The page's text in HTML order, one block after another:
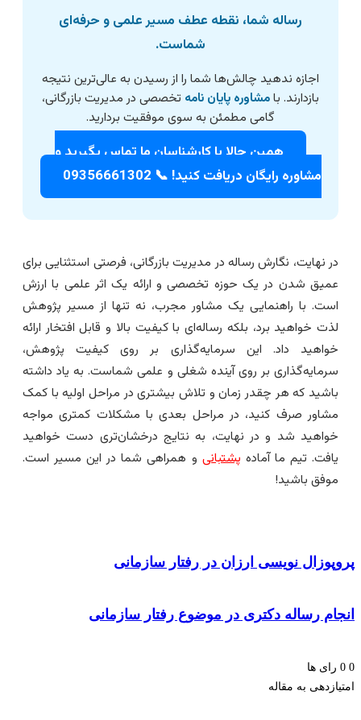
رساله شما، نقطه عطف مسیر علمی و حرفه‌ای
شماست.
اجازه ندهید چالش‌ها شما را از رسیدن به عالی‌ترین نتیجه
بازدارند. بامشاوره پایان نامهتخصصی در مدیریت بازرگانی،
گامی مطمئن به سوی موفقیت بردارید.
همین حالا با کارشناسان ما تماس بگیرید و
مشاوره رایگان دریافت کنید! 📞 09356661302
نهایت، نگارش رساله در مدیریت بازرگانی، فرصتی استثنایی برای
شدن در یک حوزه تخصصی و ارائه یک اثر علمی با ارزش
با راهنمایی یک مشاور مجرب، نه تنها از مسیر پژوهش
خواهید برد، بلکه رساله‌ای با کیفیت بالا و قابل افتخار ارائه
داد. این سرمایه‌گذاری بر روی کیفیت پژوهش،
بر روی آینده شغلی و علمی شماست. به یاد داشته
که هر چقدر زمان و تلاش بیشتری در مراحل اولیه با کمک
صرف کنید، در مراحل بعدی با مشکلات کمتری مواجه
شد و در نهایت، به نتایج درخشان‌تری دست خواهید
تیم ما آمادهپشتبانیو همراهی شما در این مسیر است.
باشید!
نویسی ارزان در رفتار سازمانی
رساله دکتری در موضوع رفتار سازمانی
ها
به مقاله